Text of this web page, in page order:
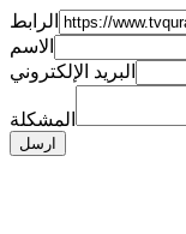
الرابط
الاسم
البريد الإلكتروني
المشكلة
ارسل